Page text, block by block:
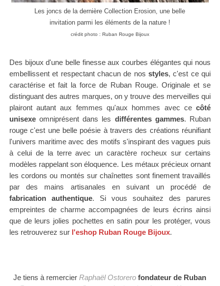
Les joncs de la dernière Collection Erosion, une belle
invitation parmi les éléments de la nature !
crédit photo : Ruban Rouge Bijoux
Des bijoux d'une belle finesse aux courbes élégantes qui nous
embellissent et respectant chacun de nosstyles, c'est ce qui
caractérise et fait la force de Ruban Rouge. Originale et se
distinguant des autres marques, on y trouve des merveilles qui
plairont autant aux femmes qu'aux hommes avec cecôté
unisexeomniprésent dans les différentes gammes. Ruban
rouge c'est une belle poésie à travers des créations réunifiant
l'univers maritime avecdes motifs s'inspirant des vagues puis
à celui de la terre avec un caractère rocheux sur certains
modèles rappelant son éloquence. Les métaux précieux ornant
les cordons ou montés sur chaînettes sont finement travaillés
par des mains artisanales en suivant un procédé de
fabrication authentique. Si vous souhaitez des parures
empreintes de charme accompagnées de leurs écrins ainsi
que de leurs jolies pochettes en satin pour les protéger, vous
les retrouverez sur l'eshop Ruban Rouge Bijoux.
Je tiens à remercierRaphaël Ostorero fondateur de Ruban